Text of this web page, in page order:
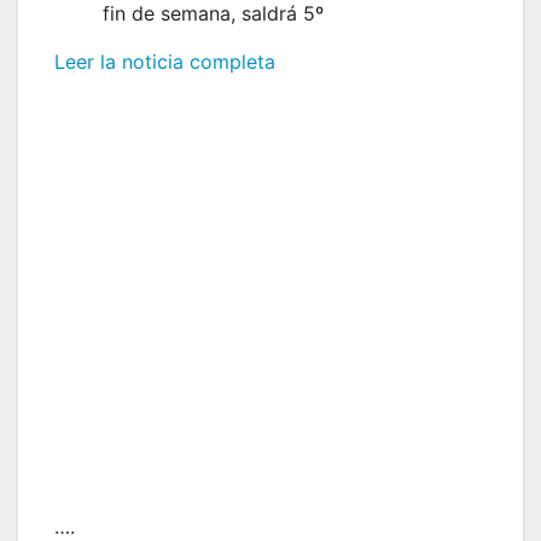
fin de semana, saldrá 5º
Leer la noticia completa
….